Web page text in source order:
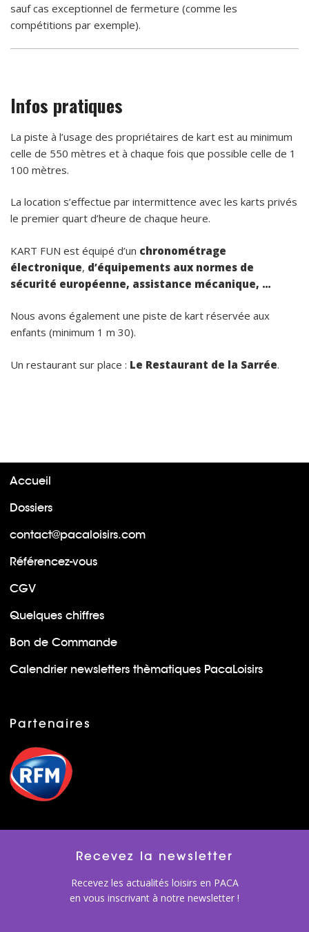
sauf cas exceptionnel de fermeture (comme les
compétitions par exemple).
Infos pratiques
La piste à l’usage des propriétaires de kart est au minimum
celle de 550 mètres et à chaque fois que possible celle de 1
100 mètres.
La location s’effectue par intermittence avec les karts privés
le premier quart d’heure de chaque heure.
KART FUN est équipé d’un chronométrage
électronique, d’équipements aux normes de
sécurité européenne, assistance mécanique, …
Nous avons également une piste de kart réservée aux
enfants (minimum 1 m 30).
Un restaurant sur place : Le Restaurant de la Sarrée.
Accueil
Dossiers
contact@pacaloisirs.com
Référencez-vous
CGV
Quelques chiffres
Bon de Commande
Calendrier newsletters thèmatiques PacaLoisirs
Partenaires
Recevez la newsletter
Recevez les actualités loisirs en PACA
en vous inscrivant à notre newsletter !